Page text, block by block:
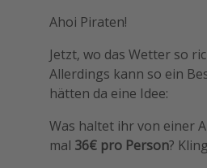
Ahoi Piraten!
Jetzt, wo das Wetter so
Allerdings kann so ein
hätten da eine Idee:
Was haltet ihr von einer
mal 36€ pro Person?